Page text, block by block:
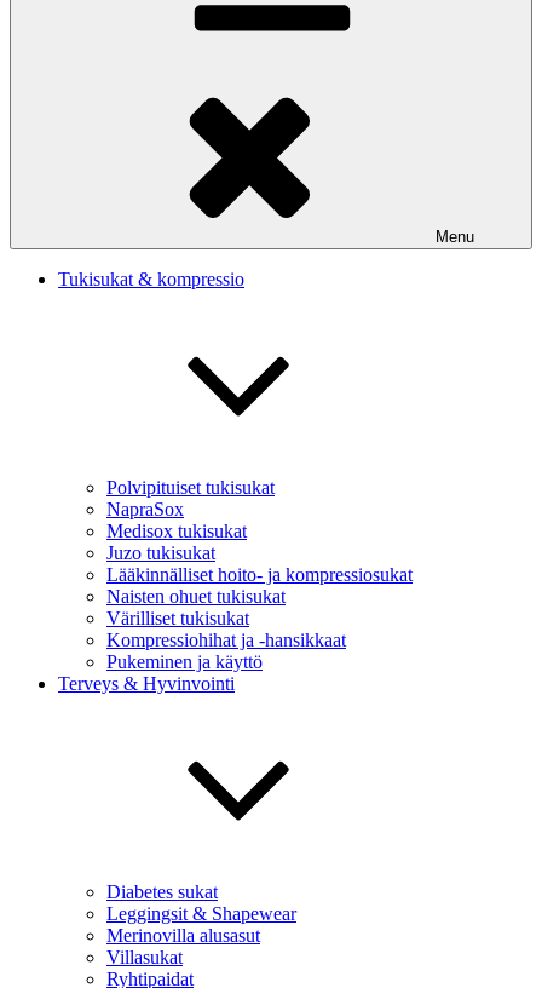
Menu
Tukisukat & kompressio
Polvipituiset tukisukat
NapraSox
Medisox tukisukat
Juzo tukisukat
Lääkinnälliset hoito- ja kompressiosukat
Naisten ohuet tukisukat
Värilliset tukisukat
Kompressiohihat ja -hansikkaat
Pukeminen ja käyttö
Terveys & Hyvinvointi
Diabetes sukat
Leggingsit & Shapewear
Merinovilla alusasut
Villasukat
Ryhtipaidat